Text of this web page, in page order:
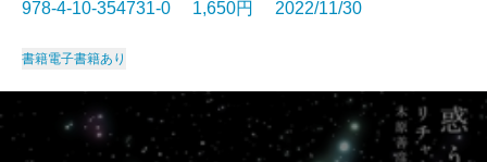
978-4-10-354731-0 1,650円 2022/11/30
書籍電子書籍あり